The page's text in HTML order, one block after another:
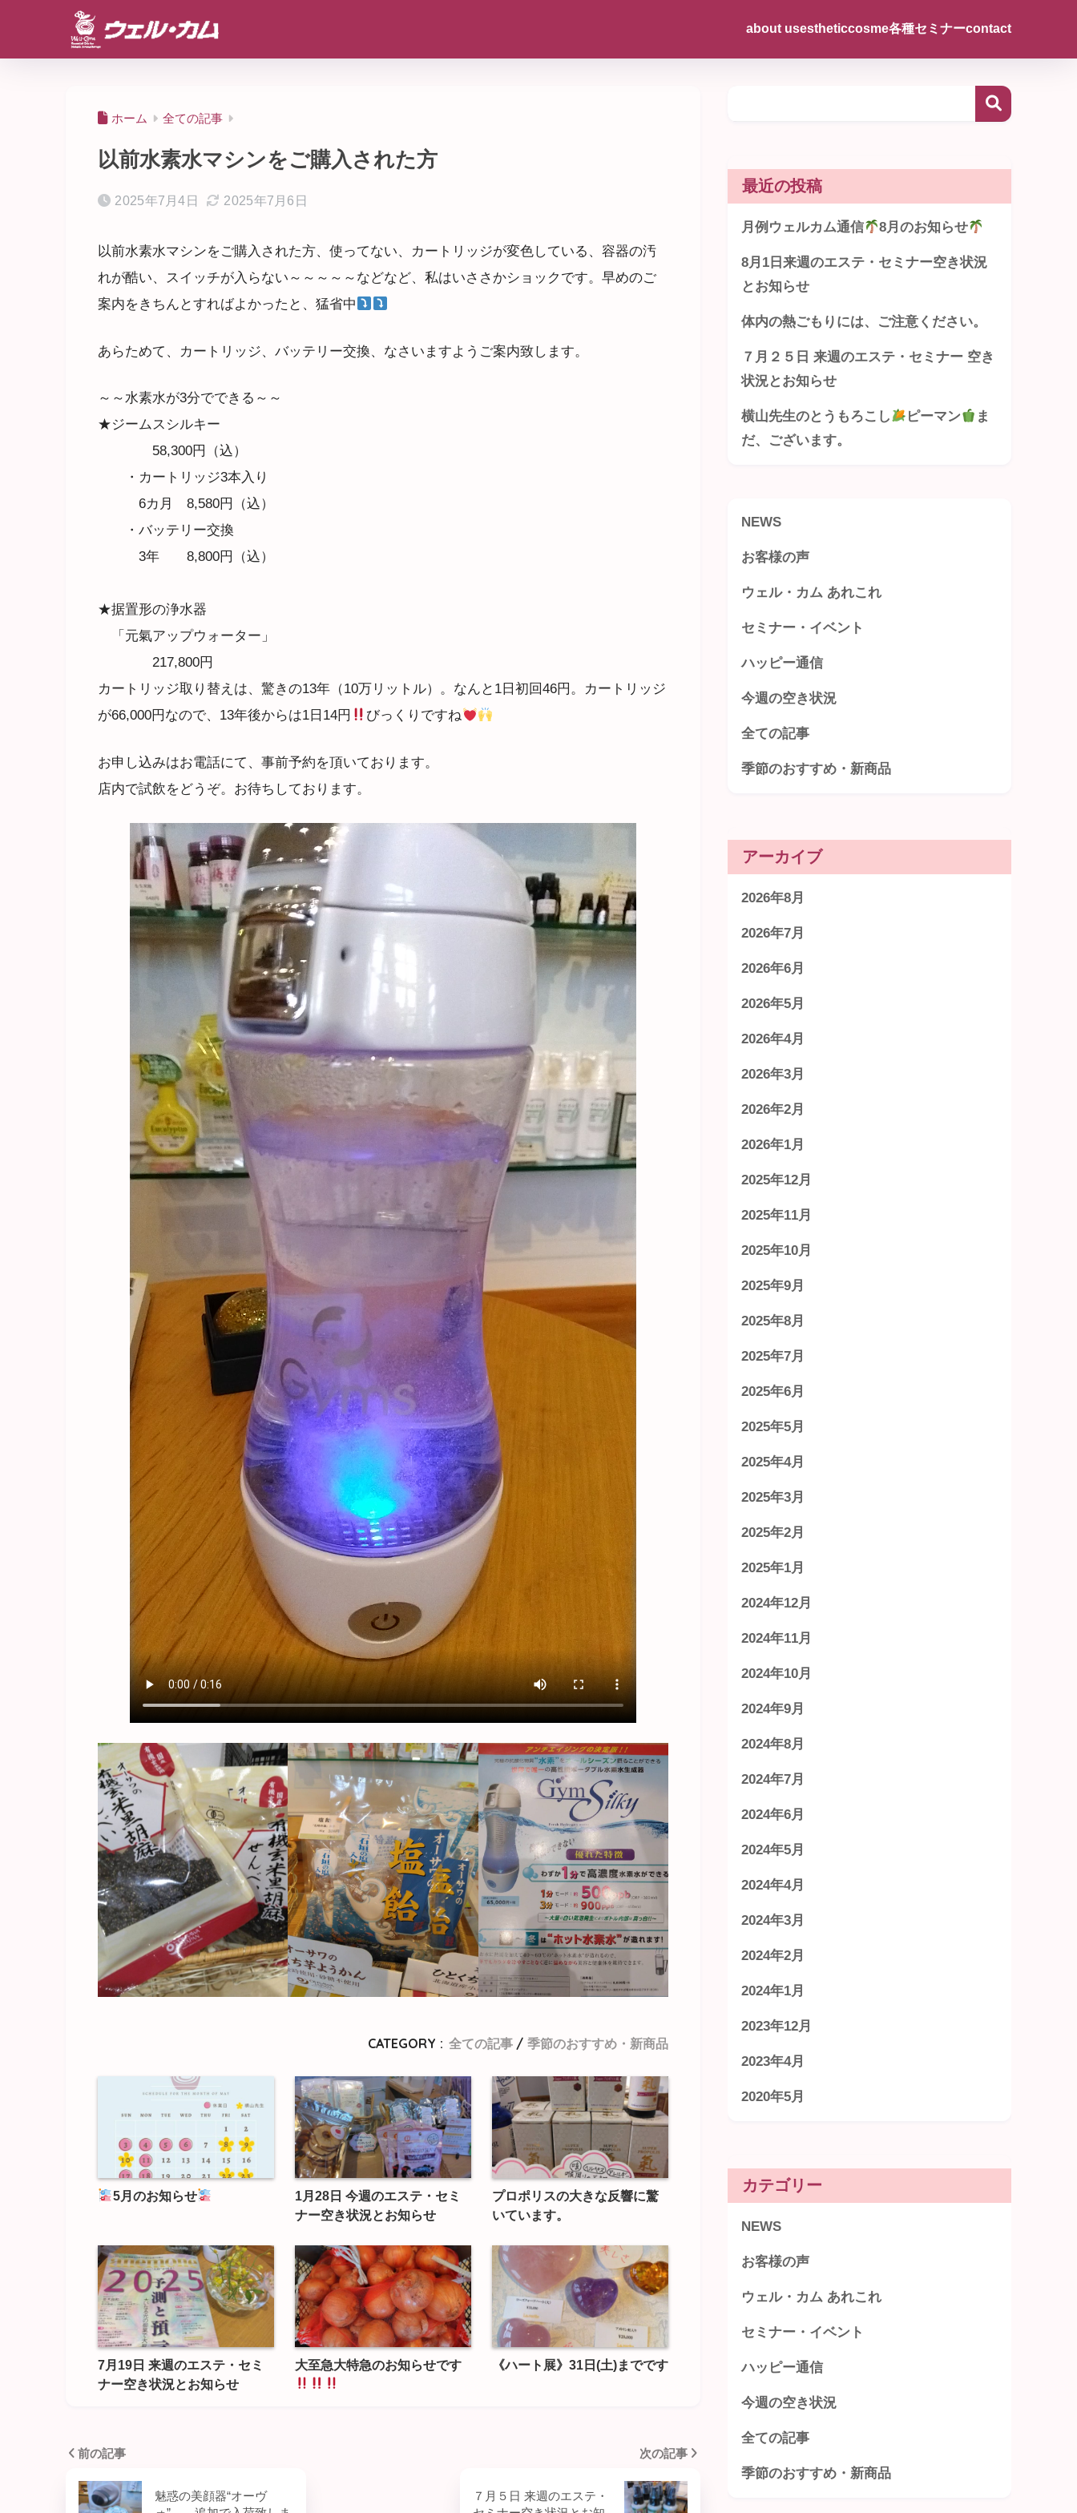
about usestheticcosme各種セミナーcontact
ホーム 全ての記事
以前水素水マシンをご購入された方
2025年7月4日 2025年7月6日
以前水素水マシンをご購入された方、使ってない、カートリッジが変色している、容器の汚
れが酷い、スイッチが入らない～～～～～などなど、私はいささかショックです。早めのご
案内をきちんとすればよかったと、猛省中
あらためて、カートリッジ、バッテリー交換、なさいますようご案内致します。
～～水素水が3分でできる～～
★ジームスシルキー
58,300円（込）
・カートリッジ3本入り
6カ月 8,580円（込）
・バッテリー交換
3年 8,800円（込）
★据置形の浄水器
「元氣アップウォーター」
217,800円
カートリッジ取り替えは、驚きの13年（10万リットル）。なんと1日初回46円。カートリッジ
が66,000円なので、13年後からは1日14円
びっくりですね
お申し込みはお電話にて、事前予約を頂いております。
店内で試飲をどうぞ。お待ちしております。
CATEGORY : 全ての記事 季節のおすすめ・新商品
5月のお知らせ
1月28日 今週のエステ・セミ
ナー空き状況とお知らせ
プロポリスの大きな反響に驚
いています。
7月19日 来週のエステ・セミ
ナー空き状況とお知らせ
大至急大特急のお知らせです 《ハート展》31日(土)までです
前の記事
魅惑の美顔器“オーヴ
次の記事
７月５日 来週のエステ・
最近の投稿
月例ウェルカム通信 8月のお知らせ
8月1日来週のエステ・セミナー空き状況
とお知らせ
体内の熱ごもりには、ご注意ください。
７月２５日 来週のエステ・セミナー 空き
状況とお知らせ
横山先生のとうもろこし ピーマン
ま
だ、ございます。
NEWS
お客様の声
ウェル・カム あれこれ
セミナー・イベント
ハッピー通信
今週の空き状況
全ての記事
季節のおすすめ・新商品
アーカイブ
2026年8月
2026年7月
2026年6月
2026年5月
2026年4月
2026年3月
2026年2月
2026年1月
2025年12月
2025年11月
2025年10月
2025年9月
2025年8月
2025年7月
2025年6月
2025年5月
2025年4月
2025年3月
2025年2月
2025年1月
2024年12月
2024年11月
2024年10月
2024年9月
2024年8月
2024年7月
2024年6月
2024年5月
2024年4月
2024年3月
2024年2月
2024年1月
2023年12月
2023年4月
2020年5月
カテゴリー
NEWS
お客様の声
ウェル・カム あれこれ
セミナー・イベント
ハッピー通信
今週の空き状況
全ての記事
季節のおすすめ・新商品